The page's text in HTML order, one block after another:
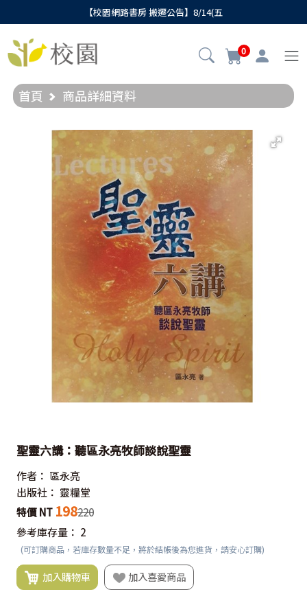
【校園網路書房 搬遷公告】8/14(五
0
首頁 商品詳細資料
聖靈六講：聽區永亮牧師談說聖靈
作者： 區永亮
出版社： 靈糧堂
特價 NT 198220
參考庫存量： 2
(可訂購商品，若庫存數量不足，將於結帳後為您進貨，請安心訂購)
加入購物車 加入喜愛商品